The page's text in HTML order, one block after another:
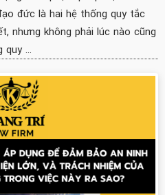
đức là hai hệ thống quy tắc
nhưng không phải lúc nào cũng
quy ...